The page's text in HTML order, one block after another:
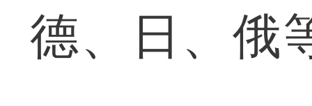
德、日、俄